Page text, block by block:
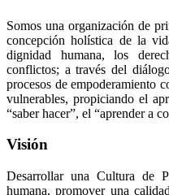
Somos una organización de
concepción holística de la
dignidad humana, los
conflictos; a través del
procesos de empoderamiento
vulnerables, propiciando el
“saber hacer”, el “aprender a
Visión
Desarrollar una Cultura de
humana, promover una